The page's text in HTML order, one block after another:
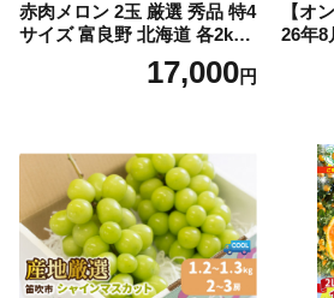
赤肉メロン 2玉 厳選 秀品 特4
サイズ 富良野 北海道 各2kg
～2.6kg 2玉 セット ファーム
富良野 メロン めろん 果物 く
17,000円
【オ
26年8
行予
アム